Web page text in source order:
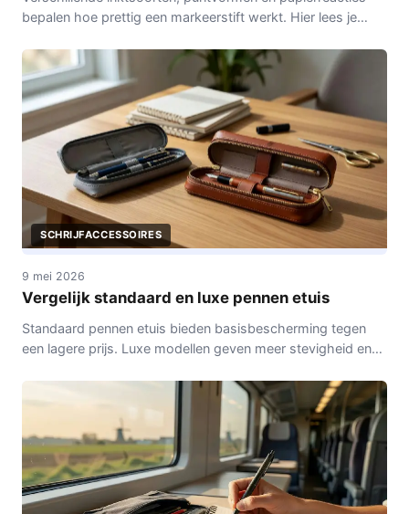
bepalen hoe prettig een markeerstift werkt. Hier lees je
SCHRIJFACCESSOIRES
9 mei 2026
Vergelijk standaard en luxe pennen etuis
Standaard pennen etuis bieden basisbescherming tegen
een lagere prijs. Luxe modellen geven meer stevigheid en